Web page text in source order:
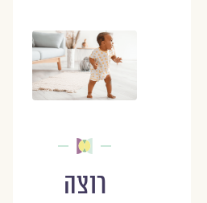
רוצה